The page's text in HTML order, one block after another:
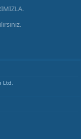
Ltd.